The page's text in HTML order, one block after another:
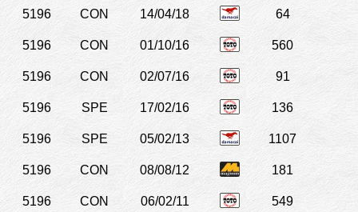
5196 CON 14/04/18 64
5196 CON 01/10/16 560
5196 CON 02/07/16 91
5196 SPE 17/02/16 136
5196 SPE 05/02/13 1107
5196 CON 08/08/12 181
5196 CON 06/02/11 549